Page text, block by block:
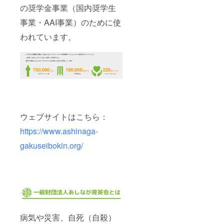
の奨学金事業（国内奨学生
事業・AAI事業）のために使
われています。
ウェブサイトはこちら：
https://www.ashinaga-
gakuseibokin.org/
病気や災害、自死（自殺）